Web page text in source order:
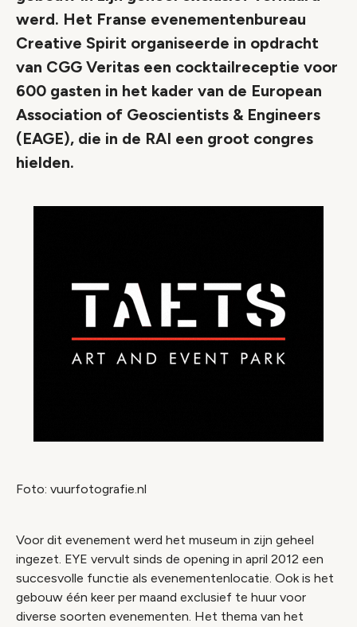
werd. Het Franse evenementenbureau
Creative Spirit organiseerde in opdracht
van CGG Veritas een cocktailreceptie voor
600 gasten in het kader van de European
Association of Geoscientists & Engineers
(EAGE), die in de RAI een groot congres
hielden.
Foto: vuurfotografie.nl
Voor dit evenement werd het museum in zijn geheel
ingezet. EYE vervult sinds de opening in april 2012 een
succesvolle functie als evenementenlocatie. Ook is het
gebouw één keer per maand exclusief te huur voor
diverse soorten evenementen. Het thema van het